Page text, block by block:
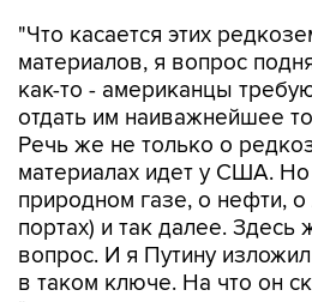
"Что касается этих
материалов, я вопрос
как-то - американцы
отдать им наиважнейшее
Речь же не только о
материалах идет у США.
природном газе, о нефти, о
портах) и так далее.
вопрос. И я Путину
в таком ключе. На что он